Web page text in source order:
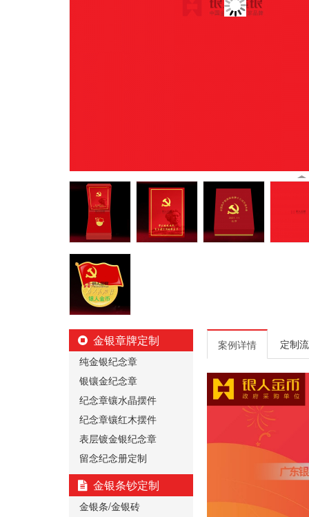
金银章牌定制
纯金银纪念章
银镶金纪念章
纪念章镶水晶摆件
纪念章镶红木摆件
表层镀金银纪念章
留念纪念册定制
金银条钞定制
金银条/金银砖
案例详情 定制